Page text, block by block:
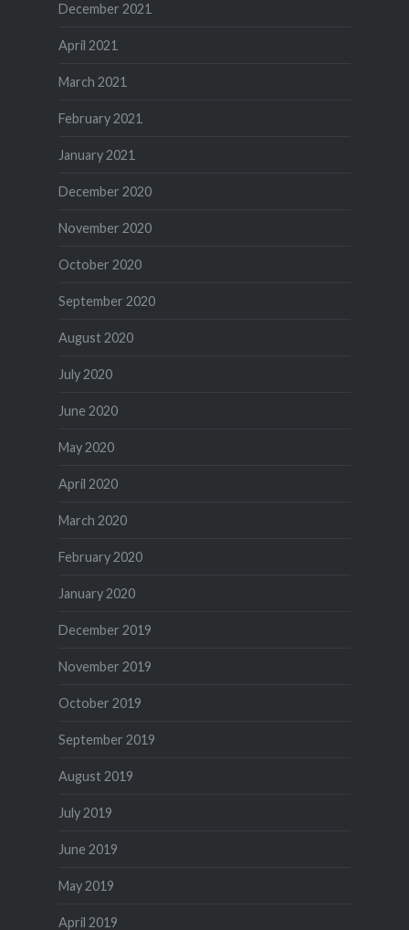
December 2021
April 2021
March 2021
February 2021
January 2021
December 2020
November 2020
October 2020
September 2020
August 2020
July 2020
June 2020
May 2020
April 2020
March 2020
February 2020
January 2020
December 2019
November 2019
October 2019
September 2019
August 2019
July 2019
June 2019
May 2019
April 2019